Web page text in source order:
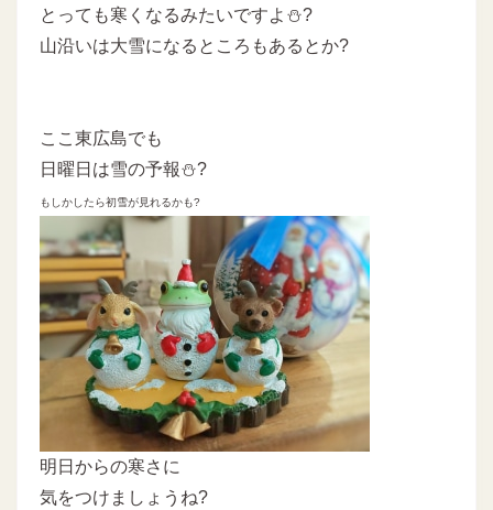
とっても寒くなるみたいですよ⛄?
山沿いは大雪になるところもあるとか?
ここ東広島でも
日曜日は雪の予報⛄?
もしかしたら初雪が見れるかも?
明日からの寒さに
気をつけましょうね?